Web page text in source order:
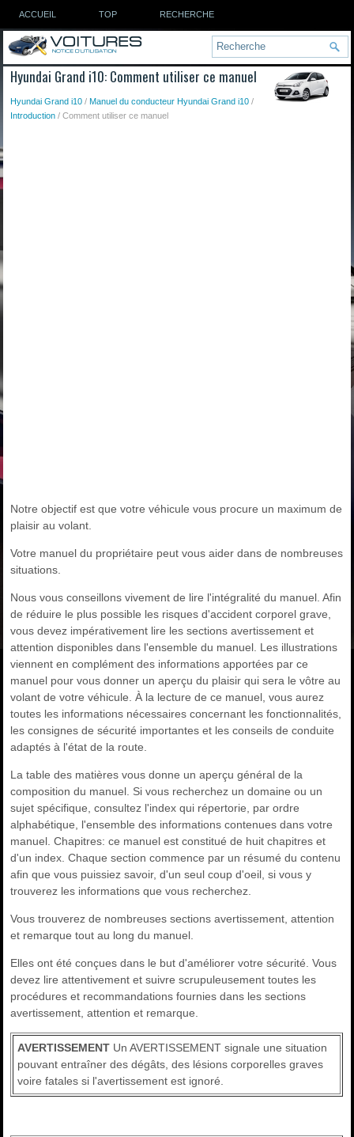
ACCUEIL TOP RECHERCHE
Hyundai Grand i10: Comment utiliser ce manuel
Hyundai Grand i10 /Manuel du conducteur Hyundai Grand i10 /
Introduction / Comment utiliser ce manuel
Notre objectif est que votre véhicule vous procure un maximum de
plaisir au volant.
Votre manuel du propriétaire peut vous aider dans de nombreuses
situations.
Nous vous conseillons vivement de lire l'intégralité du manuel. Afin
de réduire le plus possible les risques d'accident corporel grave,
vous devez impérativement lire les sections avertissement et
attention disponibles dans l'ensemble du manuel. Les illustrations
viennent en complément des informations apportées par ce
manuel pour vous donner un aperçu du plaisir qui sera le vôtre au
volant de votre véhicule. À la lecture de ce manuel, vous aurez
toutes les informations nécessaires concernant les fonctionnalités,
les consignes de sécurité importantes et les conseils de conduite
adaptés à l'état de la route.
La table des matières vous donne un aperçu général de la
composition du manuel. Si vous recherchez un domaine ou un
sujet spécifique, consultez l'index qui répertorie, par ordre
alphabétique, l'ensemble des informations contenues dans votre
manuel. Chapitres: ce manuel est constitué de huit chapitres et
d'un index. Chaque section commence par un résumé du contenu
afin que vous puissiez savoir, d'un seul coup d'oeil, si vous y
trouverez les informations que vous recherchez.
Vous trouverez de nombreuses sections avertissement, attention
et remarque tout au long du manuel.
Elles ont été conçues dans le but d'améliorer votre sécurité. Vous
devez lire attentivement et suivre scrupuleusement toutes les
procédures et recommandations fournies dans les sections
avertissement, attention et remarque.
AVERTISSEMENT Un AVERTISSEMENT signale une situation
pouvant entraîner des dégâts, des lésions corporelles graves
voire fatales si l'avertissement est ignoré.